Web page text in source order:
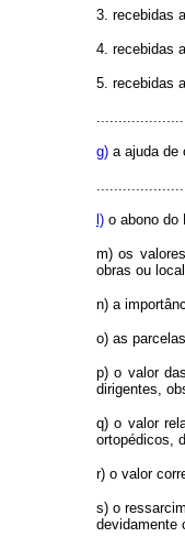
3. recebidas
4. recebidas
5. recebidas
g) a ajuda de
l) o abono do
m) os
obras ou
n) a
o) as
p) o valor
dirigentes,
q) o valor
ortopédicos,
r) o valor
s) o
devidamente